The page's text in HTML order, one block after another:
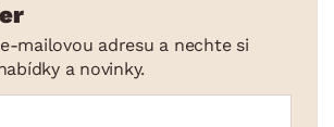
mailovou adresu a nechte si
a novinky.